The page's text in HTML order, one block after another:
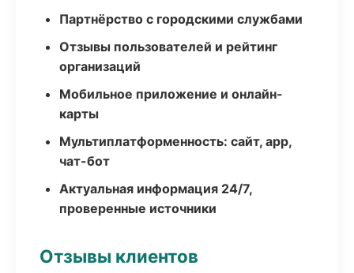
Партнёрство с городскими службами
Отзывы пользователей и рейтинг
организаций
Мобильное приложение и онлайн-
карты
Мультиплатформенность: сайт, app,
чат-бот
Актуальная информация 24/7,
проверенные источники
Отзывы клиентов